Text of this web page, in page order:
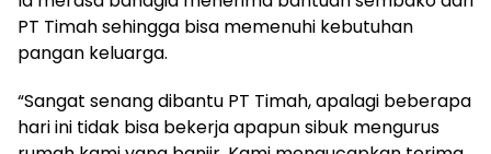
PT Timah sehingga bisa memenuhi kebutuhan
pangan keluarga.
“Sangat senang dibantu PT Timah, apalagi beberapa
hari ini tidak bisa bekerja apapun sibuk mengurus